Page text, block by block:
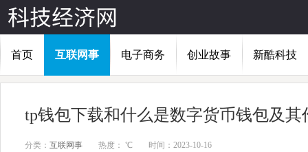
首页 互联网事 电子商务 创业故事 新酷科技
tp钱包下载和什么是数字货币钱包及其
分类： 互联网事 热度： ℃ 时间：2023-10-16